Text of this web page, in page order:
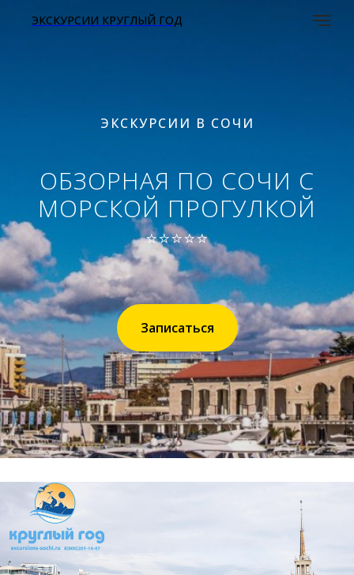
ЭКСКУРСИИ КРУГЛЫЙ ГОД
ЭКСКУРСИИ В СОЧИ
ОБЗОРНАЯ ПО СОЧИ С
МОРСКОЙ ПРОГУЛКОЙ
⭐⭐⭐⭐⭐
Записаться